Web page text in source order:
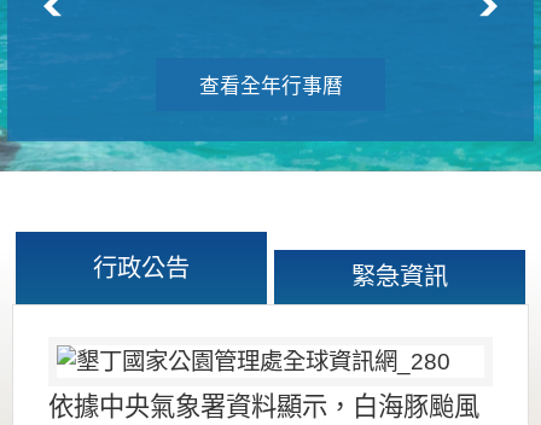
查看全年行事曆
行政公告 緊急資訊
依據中央氣象署資料顯示，白海豚颱風